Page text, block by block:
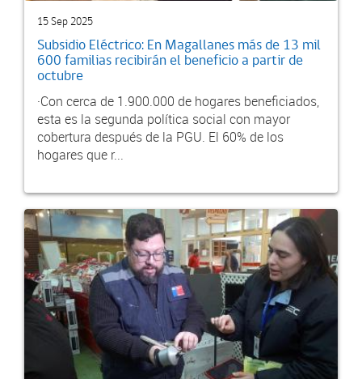
15 Sep 2025
Subsidio Eléctrico: En Magallanes más de 13 mil
600 familias recibirán el beneficio a partir de
octubre
·Con cerca de 1.900.000 de hogares beneficiados,
esta es la segunda política social con mayor
cobertura después de la PGU. El 60% de los
hogares que r...